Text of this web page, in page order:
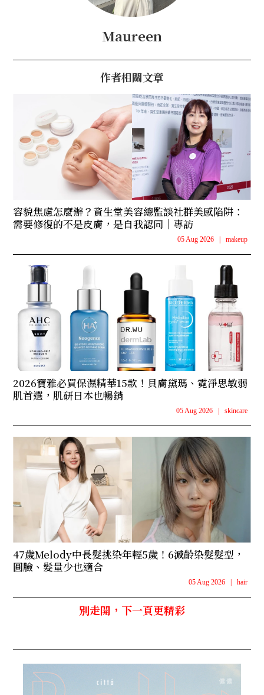
Maureen
作者相關文章
容貌焦慮怎麼辦？資生堂美容總監談社群美感陷阱：
需要修復的不是皮膚，是自我認同｜專訪
05 Aug 2026 | makeup
2026寶雅必買保濕精華15款！貝膚黛瑪、霓淨思敏弱
肌首選，肌研日本也暢銷
05 Aug 2026 | skincare
47歲Melody中長髮挑染年輕5歲！6減齡染髮髮型，
圓臉、髮量少也適合
05 Aug 2026 | hair
別走開，下一頁更精彩